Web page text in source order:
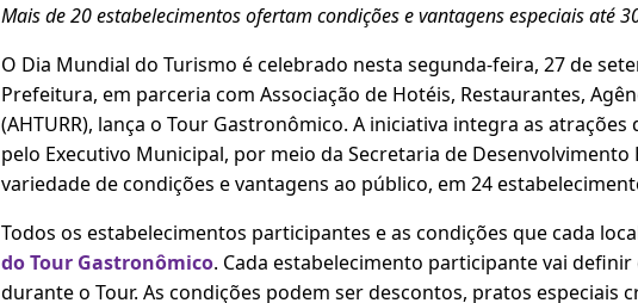
Mais de 20 estabelecimentos ofertam condições e vantagens especiais até
O Dia Mundial do Turismo é celebrado nesta segunda-feira, 27 de
Prefeitura, em parceria com Associação de Hotéis, Restaurantes,
(AHTURR), lança o Tour Gastronômico. A iniciativa integra as
pelo Executivo Municipal, por meio da Secretaria de
variedade de condições e vantagens ao público, em 24
Todos os estabelecimentos participantes e as condições que cada
do Tour Gastronômico. Cada estabelecimento participante vai
durante o Tour. As condições podem ser descontos, pratos especiais